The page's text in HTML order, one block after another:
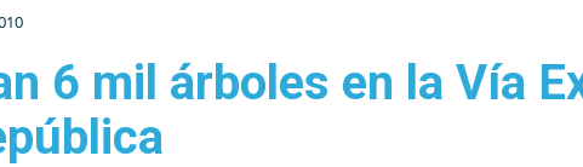
6 mil árboles en la Vía